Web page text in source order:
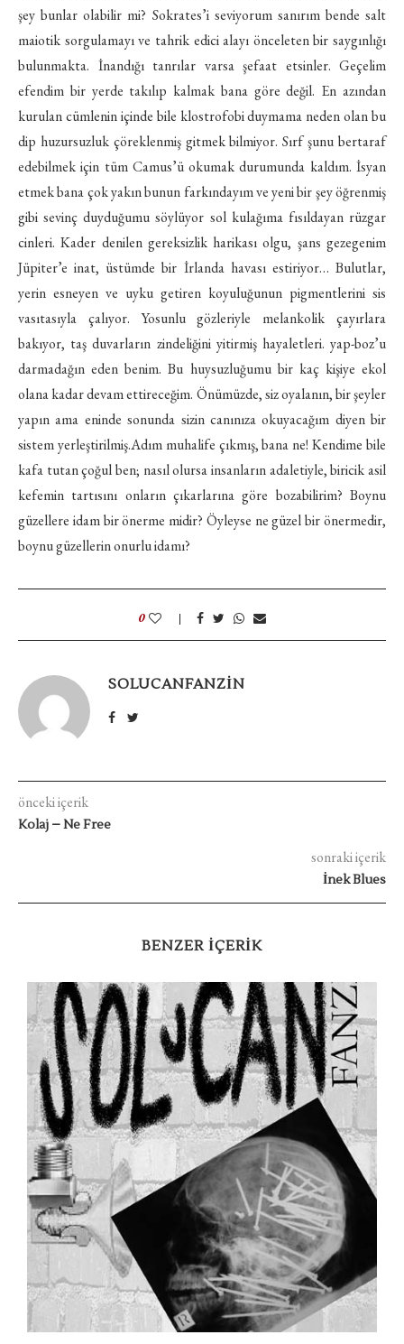
şey bunlar olabilir mi? Sokrates’i seviyorum sanırım bende salt
maiotik sorgulamayı ve tahrik edici alayı önceleten bir saygınlığı
bulunmakta. İnandığı tanrılar varsa şefaat etsinler. Geçelim
efendim bir yerde takılıp kalmak bana göre değil. En azından
kurulan cümlenin içinde bile klostrofobi duymama neden olan bu
dip huzursuzluk çöreklenmiş gitmek bilmiyor. Sırf şunu bertaraf
edebilmek için tüm Camus’ü okumak durumunda kaldım. İsyan
etmek bana çok yakın bunun farkındayım ve yeni bir şey öğrenmiş
gibi sevinç duyduğumu söylüyor sol kulağıma fısıldayan rüzgar
cinleri. Kader denilen gereksizlik harikası olgu, şans gezegenim
Jüpiter’e inat, üstümde bir İrlanda havası estiriyor… Bulutlar,
yerin esneyen ve uyku getiren koyuluğunun pigmentlerini sis
vasıtasıyla çalıyor. Yosunlu gözleriyle melankolik çayırlara
bakıyor, taş duvarların zindeliğini yitirmiş hayaletleri. yap-boz’u
darmadağın eden benim. Bu huysuzluğumu bir kaç kişiye ekol
olana kadar devam ettireceğim. Önümüzde, siz oyalanın, bir şeyler
yapın ama eninde sonunda sizin canınıza okuyacağım diyen bir
sistem yerleştirilmiş.Adım muhalife çıkmış, bana ne! Kendime bile
kafa tutan çoğul ben; nasıl olursa insanların adaletiyle, biricik asil
kefemin tartısını onların çıkarlarına göre bozabilirim? Boynu
güzellere idam bir önerme midir? Öyleyse ne güzel bir önermedir,
boynu güzellerin onurlu idamı?
0
SOLUCANFANZIN
önceki içerik
Kolaj – Ne Free
sonraki içerik
İnek Blues
BENZER IÇERIK